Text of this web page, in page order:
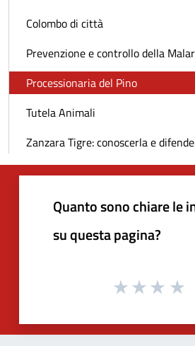
Colombo di città
Prevenzione e controllo della
Processionaria del Pino
Tutela Animali
Zanzara Tigre: conoscerla e
Quanto sono chiare le
su questa pagina?